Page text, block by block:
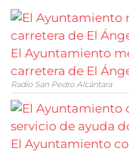
El Ayuntamiento
carretera de El
Radio San Pedro Alcántara
El Ayuntamiento